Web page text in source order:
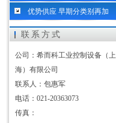
优势供应 早期分类别再加
联系方式
公司：希而科工业控制设备（上
海）有限公司
联系人：包惠军
电话：021-20363073
传真：